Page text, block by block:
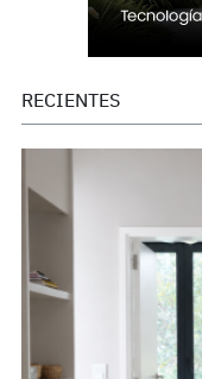
RECIENTES